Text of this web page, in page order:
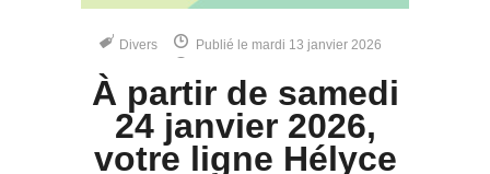
Divers Publié le mardi 13 janvier 2026
À partir de samedi
24 janvier 2026,
votre ligne Hélyce